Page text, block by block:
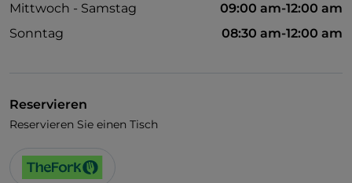
Mittwoch - Samstag
09:00 am-12:00 am
Sonntag
08:30 am-12:00 am
Reservieren
Reservieren Sie einen Tisch